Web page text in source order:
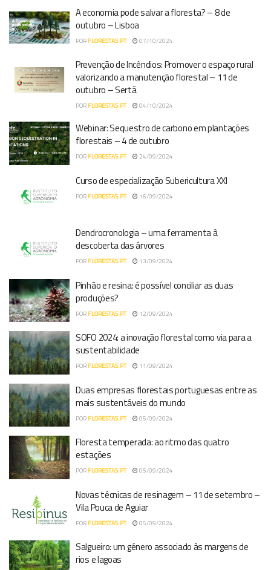
A economia pode salvar a floresta? – 8 de
outubro – Lisboa
POR FLORESTAS.PT 07/10/2024
Prevenção de Incêndios: Promover o espaço rural
valorizando a manutenção florestal – 11 de
outubro – Sertã
POR FLORESTAS.PT 04/10/2024
Webinar: Sequestro de carbono em plantações
florestais – 4 de outubro
POR FLORESTAS.PT 24/09/2024
Curso de especialização Subericultura XXI
POR FLORESTAS.PT 16/09/2024
Dendrocronologia – uma ferramenta à
descoberta das árvores
POR FLORESTAS.PT 13/09/2024
Pinhão e resina: é possível conciliar as duas
produções?
POR FLORESTAS.PT 12/09/2024
SOFO 2024: a inovação florestal como via para a
sustentabilidade
POR FLORESTAS.PT 11/09/2024
Duas empresas florestais portuguesas entre as
mais sustentáveis do mundo
POR FLORESTAS.PT 05/09/2024
Floresta temperada: ao ritmo das quatro
estações
POR FLORESTAS.PT 05/09/2024
Novas técnicas de resinagem – 11 de setembro –
Vila Pouca de Aguiar
POR FLORESTAS.PT 05/09/2024
Salgueiro: um género associado às margens de
rios e lagoas